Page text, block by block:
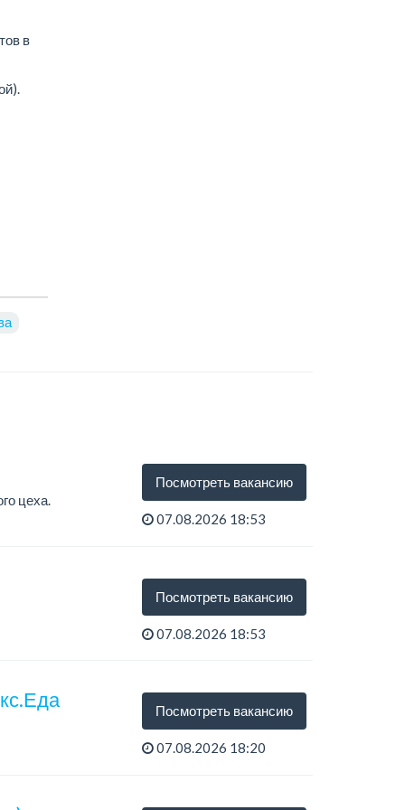
в
цеха.
Посмотреть вакансию
07.08.2026 18:53
Посмотреть вакансию
07.08.2026 18:53
Посмотреть вакансию
07.08.2026 18:20